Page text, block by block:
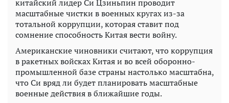
китайский лидер Си Цзиньпин проводит
масштабные чистки в военных кругах из-за
тотальной коррупции, которая ставит под
сомнение способность Китая вести войну.
Американские чиновники считают, что коррупция
в ракетных войсках Китая и во всей оборонно-
промышленной базе страны настолько масштабна,
что Си вряд ли будет планировать масштабные
военные действия в ближайшие годы.